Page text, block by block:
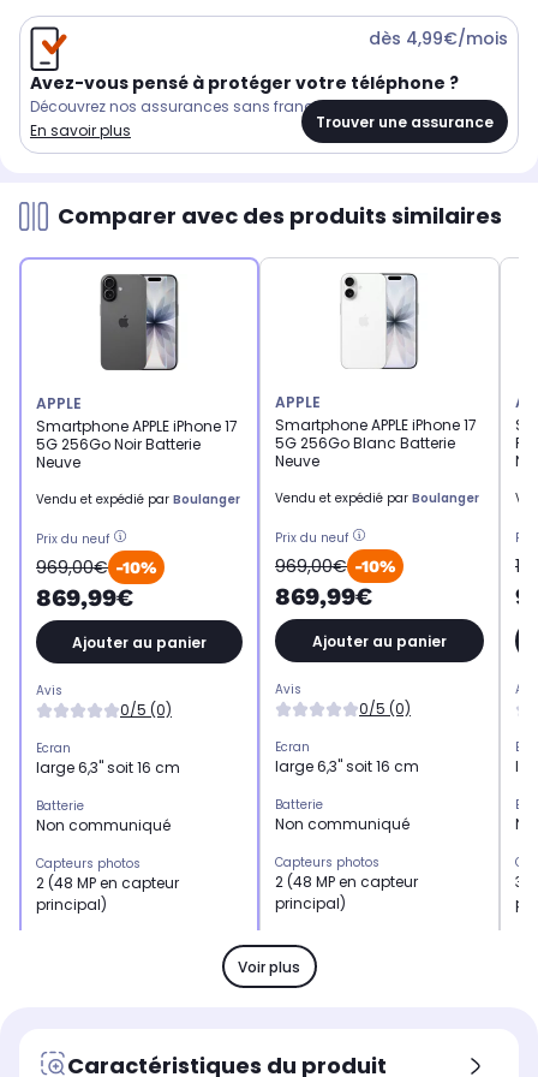
Avez-vous pensé à protéger votre téléphone ?
Découvrez nos assurances sans franchise
En savoir plus
dès 4,99€/mois
Trouver une assurance
Comparer avec des produits similaires
APPLE
Smartphone APPLE iPhone 17
5G 256Go Noir Batterie
Neuve
Vendu et expédié par Boulanger
Prix du neuf
969,00€ -10%
869,99€
Ajouter au panier
Avis
0/5 (0)
Ecran
large 6,3" soit 16 cm
Batterie
Non communiqué
Capteurs photos
2 (48 MP en capteur
principal)
Résolution
APPLE
Smartphone APPLE iPhone 17
5G 256Go Blanc Batterie
Neuve
Vendu et expédié par Boulanger
Prix du neuf
969,00€ -10%
869,99€
Ajouter au panier
Avis
0/5 (0)
Ecran
large 6,3" soit 16 cm
Batterie
Non communiqué
Capteurs photos
2 (48 MP en capteur
principal)
Mémoire RAM
-
Résolution
3
Voir plus
Caractéristiques du produit